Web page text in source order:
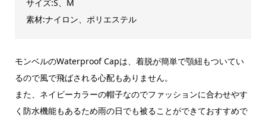
サイズ:S、M
素材:ナイロン、ポリエステル
モンベルのWaterproof Capは、着脱が簡単で顎紐もついてい
るので風で飛ばされる心配もありません。
また、ネイビーカラーの帽子なのでファッションに合わせやす
く防水機能もあるため雨の日でも被ることができておすすめで